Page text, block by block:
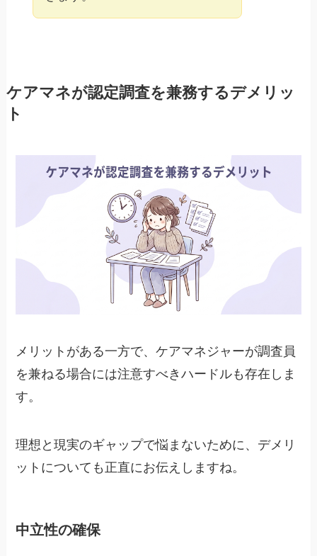
ケアマネが認定調査を兼務するデメリッ
ト
メリットがある一方で、ケアマネジャーが調査員
を兼ねる場合には注意すべきハードルも存在しま
す。
理想と現実のギャップで悩まないために、デメリ
ットについても正直にお伝えしますね。
中立性の確保